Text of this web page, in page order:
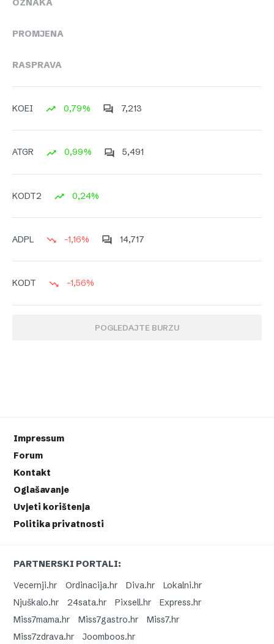
OZNAKA
PROMJENA
RASPRAVA
KOEI 0,79% 7,213
ATGR 0,99% 5,491
KODT2 0,24%
ADPL -1,16% 14,717
KODT -1,56%
POGLEDAJTE BURZU
Impressum
Forum
Kontakt
Oglašavanje
Uvjeti korištenja
Politika privatnosti
PARTNERSKI PORTALI:
Vecernji.hr
Ordinacija.hr Diva.hr
Lokalni.hr
Njuškalo.hr
24sata.hr Pixsell.hr
Express.hr
Miss7mama.hr
Miss7gastro.hr
Miss7.hr
Miss7zdrava.hr
Joomboos.hr